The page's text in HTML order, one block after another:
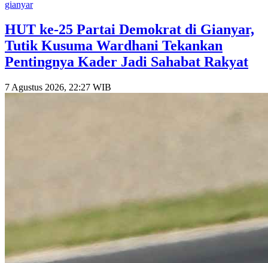
gianyar
HUT ke-25 Partai Demokrat di Gianyar,
Tutik Kusuma Wardhani Tekankan
Pentingnya Kader Jadi Sahabat Rakyat
7 Agustus 2026, 22:27 WIB